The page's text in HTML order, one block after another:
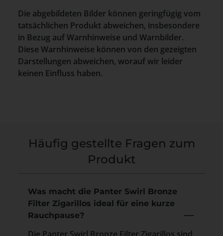
Die abgebildeten Bilder können geringfügig vom
tatsächlichen Produkt abweichen, insbesondere
in Bezug auf Warnhinweise und Warnbilder.
Diese Warnhinweise können von den gezeigten
Darstellungen abweichen, worauf wir leider
keinen Einfluss haben.
Häufig gestellte Fragen zum
Produkt
Was macht die Panter Swirl Bronze
Filter Zigarillos ideal für eine kurze
Rauchpause?